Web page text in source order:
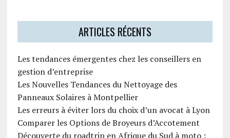
ARTICLES RÉCENTS
Les tendances émergentes chez les conseillers en
gestion d’entreprise
Les Nouvelles Tendances du Nettoyage des
Panneaux Solaires à Montpellier
Les erreurs à éviter lors du choix d’un avocat à Lyon
Comparer les Options de Broyeurs d’Accotement
Découverte du roadtrip en Afrique du Sud à moto :